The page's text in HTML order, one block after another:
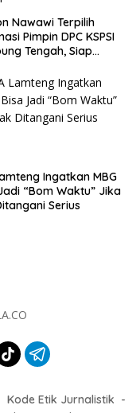
Nawawi Terpilih
Pimpin DPC KSPSI
Tengah, Siap
Ingatkan MBG
“Bom Waktu” Jika
Serius
Kode Etik Jurnalistik